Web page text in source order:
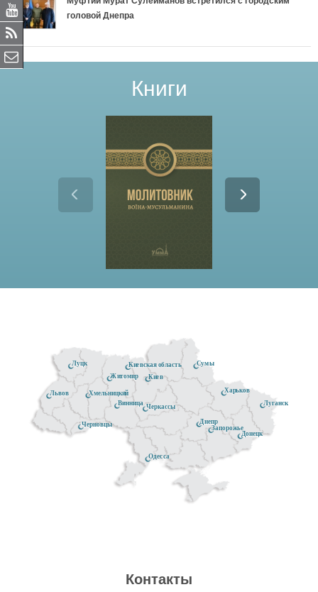
головой Днепра
Книги
Черкассы
Черновцы
Сумы
Луганск
Одесса
Донецк
Киев
Днепр
Киевская область
Запорожье
Житомир
Винница
Хмельницкий
Луцк
Львов Харьков
Контакты